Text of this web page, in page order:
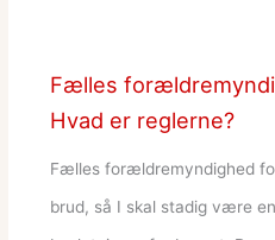
Fælles
Hvad er reglerne?
Fælles forældremyndighed
brud, så I skal stadig være